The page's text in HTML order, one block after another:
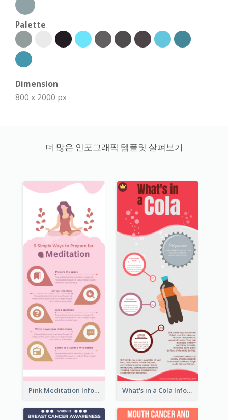
Palette
Dimension
800 x 2000 px
더 많은 인포그래픽 템플릿 살펴보기
Pink Meditation Infographic What's in a Cola Infographic